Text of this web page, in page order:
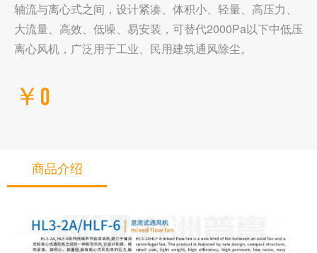
轴流与离心式之间，设计紧凑、体积小、轻量、高压力、
大流量、高效、低噪、易安装，可替代2000Pa以下中低压
离心风机，广泛用于工业、民用建筑通风除尘。
￥0
商品介绍